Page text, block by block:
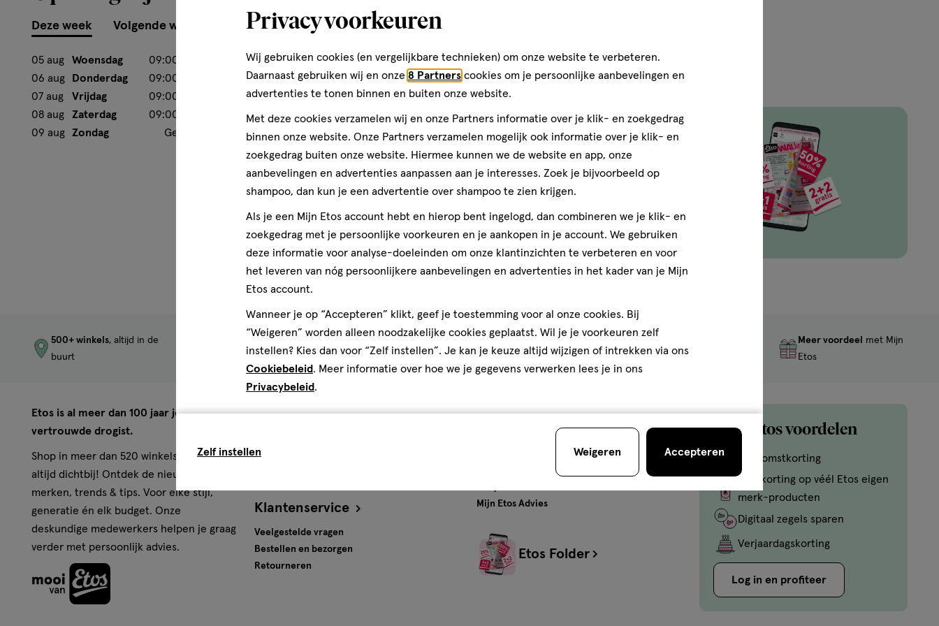
Deze week Volgende week
05 aug Woensdag 09:00
06 aug
Donderdag 09:00
07 aug
Vrijdag 09:00
08 aug
Zaterdag 09:00
09 aug
Zondag Gesloten
054-6-456668
Etos Folder
Ontdek alle folder aanbiedingen van
deze week!
Shop alle acties
500+ winkels, altijd in de
buurt
Trending
merken
Gratis
bezorging vanaf
€35
Gratisretourneren
Meer voordeel
met Mijn
Etos
Etos is al meer dan 100 jaar jouw
vertrouwde drogist.
Shop in meer dan 520 winkels of online,
altijd dichtbij! Ontdek de nieuwste
merken, trends & tips. Voor elke stijl,
generatie én elk budget. Onze
deskundige medewerkers helpen je graag
verder met persoonlijk advies.
Over Etos
Pers
Klantenservice
Veelgestelde vragen
Bestellen en bezorgen
Retourneren
Advies & Inspiratie
Mijn Etos Advies
Etos Folder
Mijn Etos voordelen
Welkomstkorting
10% korting op véél Etos eigen
merk-producten
Digitaal zegels sparen
Verjaardagskorting
Log in en profiteer
Privacy voorkeuren
Wij gebruiken cookies (en vergelijkbare technieken) om onze website te verbeteren.
Daarnaast gebruiken wij en onze 8 Partners cookies om je persoonlijke aanbevelingen en
advertenties te tonen binnen en buiten onze website.
Met deze cookies verzamelen wij en onze Partners informatie over je klik- en zoekgedrag
binnen onze website. Onze Partners verzamelen mogelijk ook informatie over je klik- en
zoekgedrag buiten onze website. Hiermee kunnen we de website en app, onze
aanbevelingen en advertenties aanpassen aan je interesses. Zoek je bijvoorbeeld op
shampoo, dan kun je een advertentie over shampoo te zien krijgen.
Als je een Mijn Etos account hebt en hierop bent ingelogd, dan combineren we je klik- en
zoekgedrag met je persoonlijke voorkeuren en je aankopen in je account. We gebruiken
deze informatie voor analyse-doeleinden om onze klantinzichten te verbeteren en voor
het leveren van nóg persoonlijkere aanbevelingen en advertenties in het kader van je Mijn
Etos account.
Wanneer je op “Accepteren” klikt, geef je toestemming voor al onze cookies. Bij
“Weigeren” worden alleen noodzakelijke cookies geplaatst. Wil je je voorkeuren zelf
instellen? Kies dan voor “Zelf instellen”. Je kan je keuze altijd wijzigen of intrekken via ons
Cookiebeleid. Meer informatie over hoe we je gegevens verwerken lees je in ons
Privacybeleid.
Zelf instellen Weigeren Accepteren